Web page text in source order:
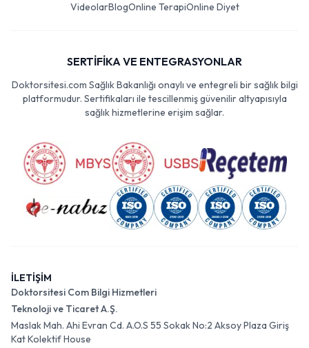
VideolarBlogOnline TerapiOnline Diyet
SERTİFİKA VE ENTEGRASYONLAR
Doktorsitesi.com Sağlık Bakanlığı onaylı ve entegreli bir sağlık bilgi
platformudur. Sertifikaları ile tescillenmiş güvenilir altyapısıyla
sağlık hizmetlerine erişim sağlar.
İLETİŞİM
Doktorsitesi Com Bilgi Hizmetleri
Teknoloji ve Ticaret A.Ş.
Maslak Mah. Ahi Evran Cd. A.O.S 55 Sokak No:2 Aksoy Plaza Giriş
Kat Kolektif House